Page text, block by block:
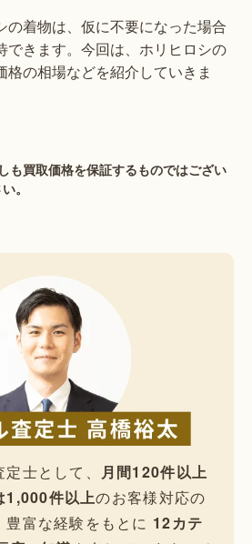
の着物は、仮に不要になった場合
できます。今回は、ホリヒロシの
の相場などを紹介していきま
も買取価格を保証するものではござい
。
士として、 月間120件以上
1,000件以上のお客様対応の
富な経験をもとに 12カテ